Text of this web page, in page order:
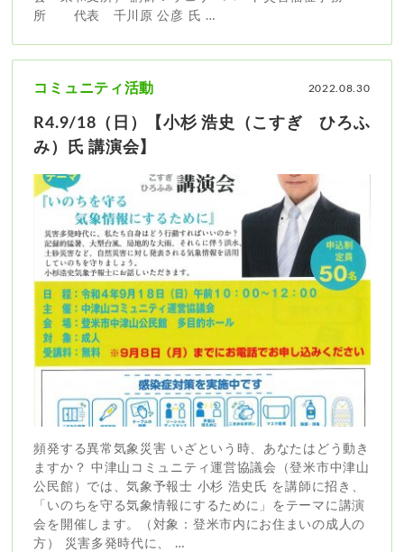
所 代表 千川原 公彦 氏 …
2022.08.30
コミュニティ活動
R4.9/18（日）【小杉 浩史（こすぎ ひろふ
み）氏 講演会】
頻発する異常気象災害 いざという時、あなたはどう動き
ますか？ 中津山コミュニティ運営協議会（登米市中津山
公民館）では、気象予報士 小杉 浩史氏 を講師に招き、
「いのちを守る気象情報にするために」をテーマに講演
会を開催します。（対象：登米市内にお住まいの成人の
方） 災害多発時代に、 …